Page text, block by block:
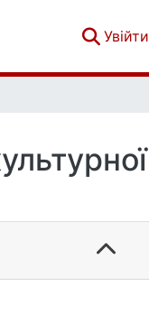
Увійти